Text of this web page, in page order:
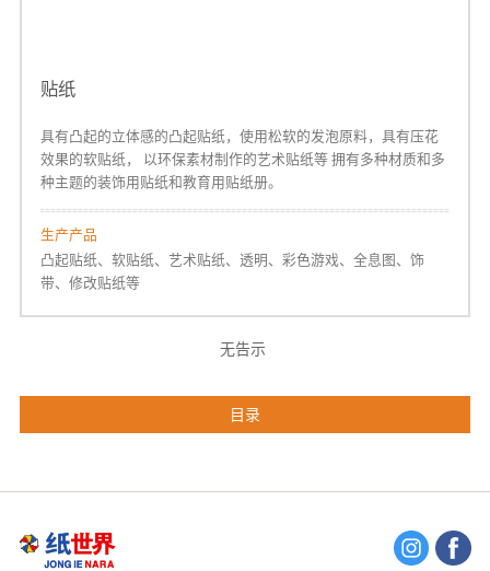
贴纸
具有凸起的立体感的凸起贴纸，使用松软的发泡原料，具有压花
效果的软贴纸，
以环保素材制作的艺术贴纸等 拥有多种材质和多
种主题的装饰用贴纸和教育用贴纸册。
生产产品
凸起贴纸、软贴纸、艺术贴纸、透明、彩色游戏、全息图、饰
带、修改贴纸等
无告示
目录